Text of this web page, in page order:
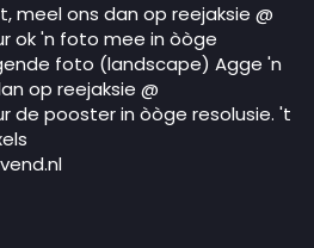
meel ons dan op reejaksie @
ok 'n foto mee in òòge
foto (landscape) Agge 'n
op reejaksie @
de pooster in òòge resolusie. 't